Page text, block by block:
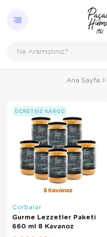
Ana Sayfa
ÜCRETSIZ KARGO
Çorbalar
Gurme Lezzetler Paketi
660 ml 8 Kavanoz